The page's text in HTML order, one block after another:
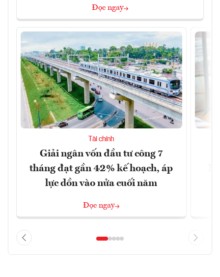
Đọc ngay
Tài chính
Giải ngân vốn đầu tư công 7
tháng đạt gần 42% kế hoạch, áp
lực dồn vào nửa cuối năm
Đọc ngay